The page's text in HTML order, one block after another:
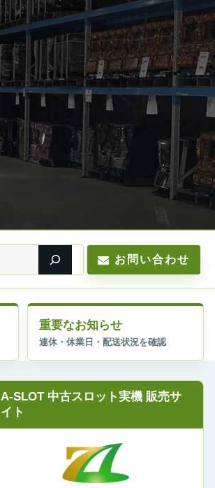
お問い合わせ
重要なお知らせ
A-SLOT 中古スロット実機 販売サ
イト